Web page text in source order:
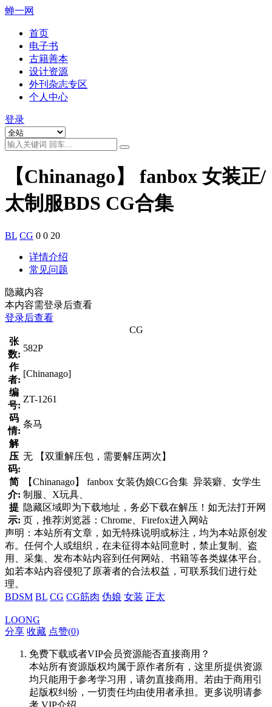
蝉一网
首页
电子书
古籍善本
设计资源
外刊杂志专区
个人中心
登录
【Chinanago】 fanbox 女装正/
太制服BDS CG合集
BL CG 0 0 20
详情介绍
常见问题
隐藏内容
本内容需登录后查看
登录后查看
CG
张
数:
582P
作
者:
[Chinanago]
编
号:
ZT-1261
码
情:
条马
解
压
码:
无 【双重解压包，需要解压两次】
简
介:
【Chinanago】 fanbox 女装伪娘CG合集 异装癖、女学生
制服、X玩具、
提
示:
隐藏区域即为下载地址，务必下载在解压！如无法打开网
页，推荐浏览器：Chrome、Firefox进入网站
声明：本站所有文章，如无特殊说明或标注，均为本站原创发
布。任何个人或组织，在未征得本站同意时，禁止复制、盗
用、采集、发布本站内容到任何网站、书籍等各类媒体平台。
如若本站内容侵犯了原著者的合法权益，可联系我们进行处
理。
BDSM BL CG CG筋肉 伪娘 女装 正太
LOONG
分享 收藏 点赞(0)
免费下载或者VIP会员资源能否直接商用？
本站所有资源版权均属于原作者所有，这里所提供资源
均只能用于参考学习用，请勿直接商用。若由于商用引
起版权纠纷，一切责任均由使用者承担。更多说明请参
考 VIP介绍。